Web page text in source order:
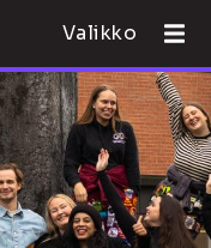
Valikko